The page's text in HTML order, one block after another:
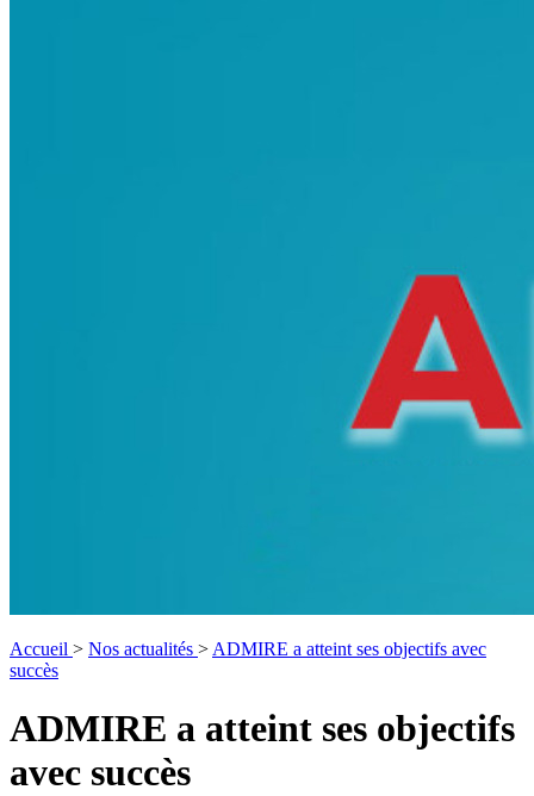
Accueil > Nos actualités > ADMIRE a atteint ses objectifs avec
succès
ADMIRE a atteint ses objectifs
avec succès